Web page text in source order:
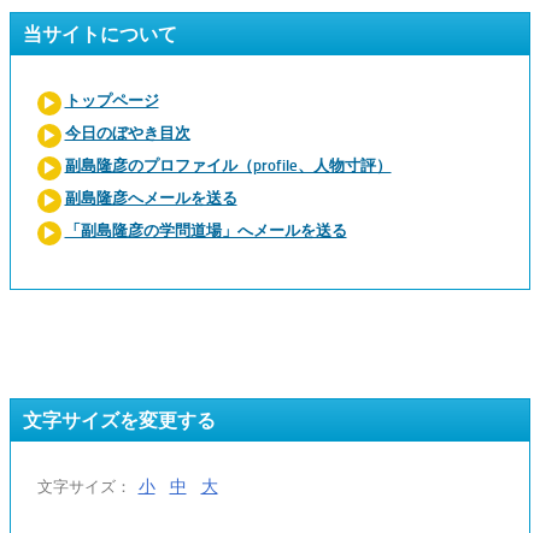
当サイトについて
トップページ
今日のぼやき目次
副島隆彦のプロファイル（profile、人物寸評）
副島隆彦へメールを送る
「副島隆彦の学問道場」へメールを送る
文字サイズを変更する
文字サイズ： 小 中 大